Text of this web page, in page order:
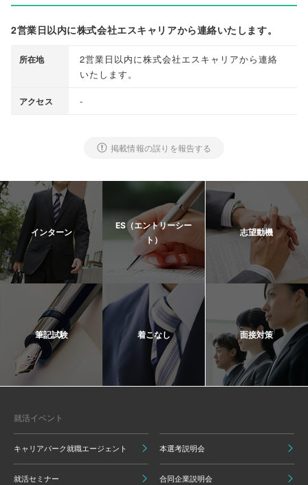
2営業日以内に株式会社エスキャリアから連絡いたします。
所在地
2営業日以内に株式会社エスキャリアから連絡
いたします 。
アクセス -
掲載情報の誤りを報告する
インターン
ES（エントリーシー
ト）
志望動機
筆記試験 着こなし 面接対策
就活イベント
キャリアパーク就職エージェント 本選考説明会
就活セミナー 合同企業説明会